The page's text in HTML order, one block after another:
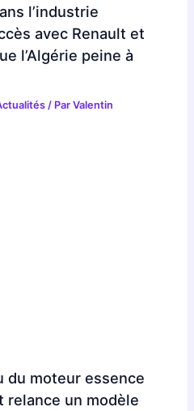
l’industrie
avec Renault et
l’Algérie peine à
/ ParValentin
du moteur essence
relance un modèle